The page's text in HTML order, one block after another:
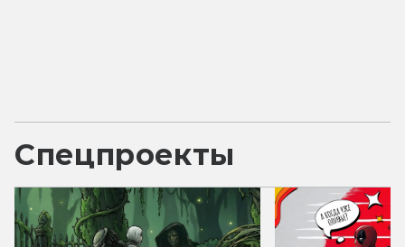
Спецпроекты